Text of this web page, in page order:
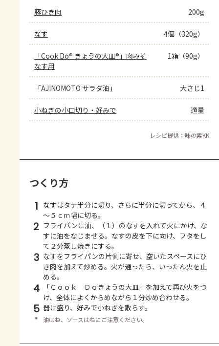
豚ひき肉 200g
なす 4個（320g）
「Cook Do® きょうの大皿®」肉みそ
なす用
1箱（90g）
「AJINOMOTO サラダ油」 大さじ1
小ねぎの小口切り・好みで 適量
レシピ提供：味の素KK
つくり方
1 なすはタテ半分に切り、さらに半分に切ってから、４
～５ｃｍ幅に切る。
2 フライパンに油、（１）のなすを入れて火にかけ、な
すに油をなじませる。なすの皮を下に向け、フタをし
て２分蒸し焼きにする。
3 なすをフライパンの片側に寄せ、空いたスペースにひ
き肉を加えて炒める。火が通ったら、いったん火を止
める。
4
「Ｃｏｏｋ Ｄｏきょうの大皿」を加えて再び火をつ
け、全体によくからめながら１分炒め合わせる。
5 器に盛り、好みで小ねぎを散らす。
＊ 油はね、ソースはねにご注意ください。